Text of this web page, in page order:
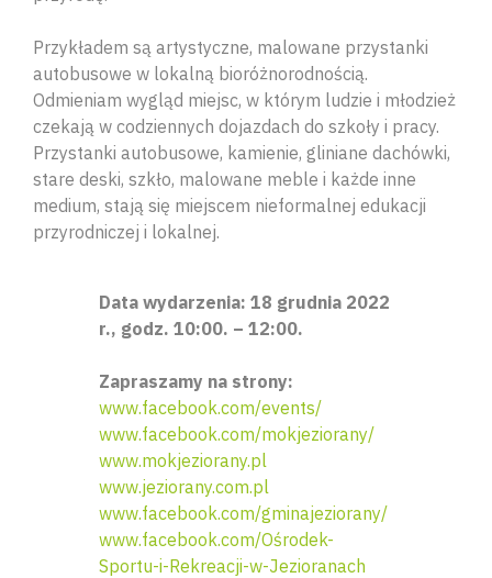
Przykładem są artystyczne, malowane przystanki
autobusowe w lokalną bioróżnorodnością.
Odmieniam wygląd miejsc, w którym ludzie i młodzież
czekają w codziennych dojazdach do szkoły i pracy.
Przystanki autobusowe, kamienie, gliniane dachówki,
stare deski, szkło, malowane meble i każde inne
medium, stają się miejscem nieformalnej edukacji
przyrodniczej i lokalnej.
Data wydarzenia: 18 grudnia 2022
r., godz. 10:00. – 12:00.
Zapraszamy na strony:
www.facebook.com/events/
www.facebook.com/mokjeziorany/
www.mokjeziorany.pl
www.jeziorany.com.pl
www.facebook.com/gminajeziorany/
www.facebook.com/Ośrodek-
Sportu-i-Rekreacji-w-Jezioranach